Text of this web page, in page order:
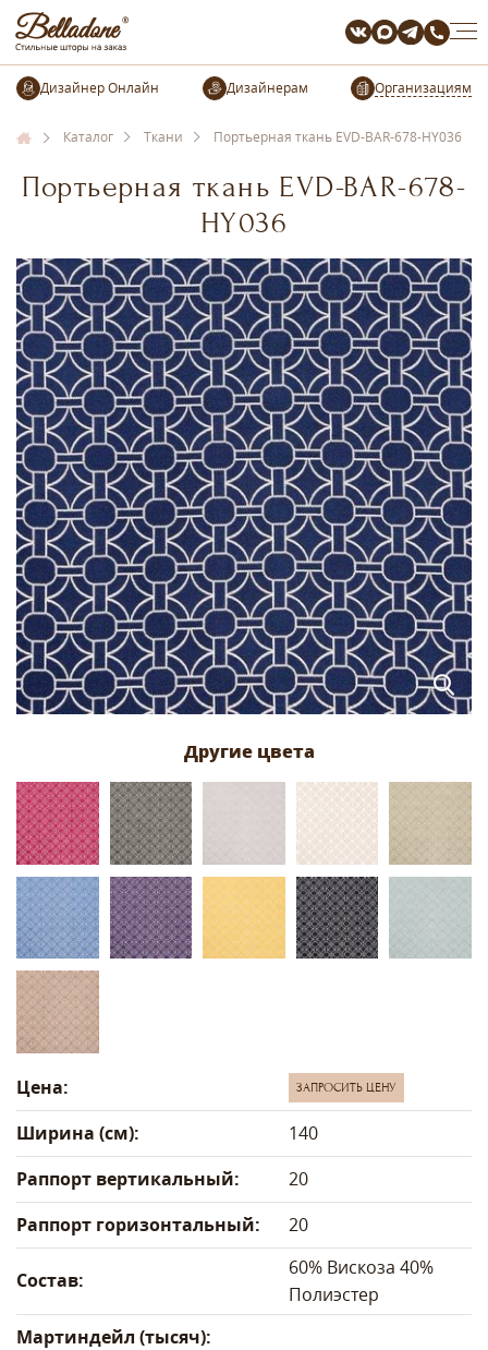
Организациям
Каталог Ткани Портьерная ткань EVD-BAR-678-HY036
Портьерная ткань EVD-BAR-678-
HY036
Цена: ЗАПРОСИТЬ ЦЕНУ
Ширина (см):
140
Раппорт вертикальный:
20
Раппорт горизонтальный:
20
Состав:
60% Вискоза 40%
Полиэстер
Мартиндейл (тысяч):